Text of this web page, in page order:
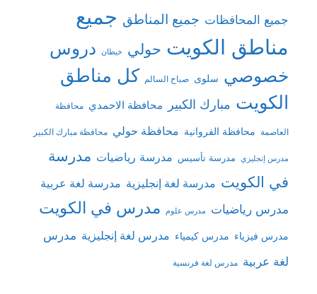
جميع المحافظات جميع المناطق جميع
مناطق الكويت حولي خيطان دروس
خصوصي سلوى صباح السالم كل مناطق
الكويت مبارك الكبير محافظة الاحمدي محافظة
العاصمة محافظة الفروانية محافظة حولي محافظة مبارك الكبير
مدرس إنجليزي مدرسة تأسيس مدرسة رياضيات مدرسة
في الكويت مدرسة لغة إنجليزية مدرسة لغة عربية
مدرس رياضيات مدرس علوم مدرس في الكويت
مدرس فيزياء مدرس كيمياء مدرس لغة إنجليزية مدرس
لغة عربية مدرس لغة فرنسية